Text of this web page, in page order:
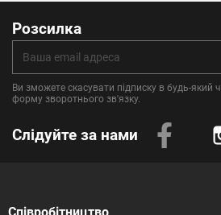
Розсилка
Ви зможете скасувати підписку в будь-
форму зворотнього зв'язку.
Слідуйте за нами